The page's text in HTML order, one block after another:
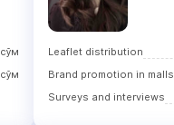
сўм
сўм
Leaflet distribution
Brand promotion in malls
Surveys and interviews